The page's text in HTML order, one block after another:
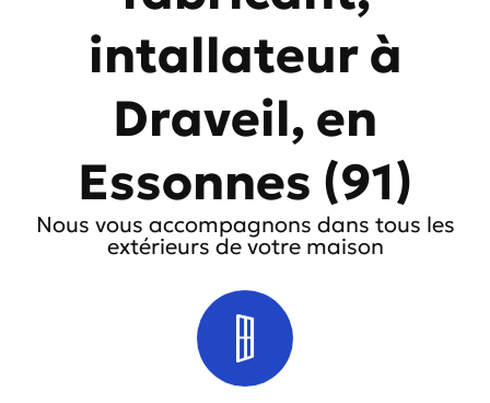
intallateur à
Draveil, en
Essonnes (91)
Nous vous accompagnons dans tous les
extérieurs de votre maison